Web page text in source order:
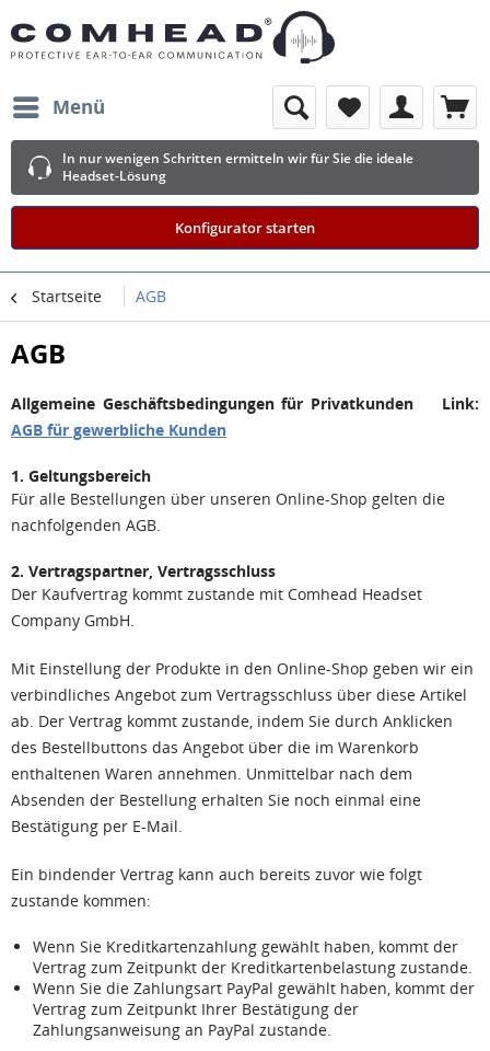
Menü
In nur wenigen Schritten ermitteln wir für Sie die ideale
Headset-Lösung
Konfigurator starten
Startseite AGB
AGB
Allgemeine Geschäftsbedingungen für Privatkunden Link:
AGB für gewerbliche Kunden
1. Geltungsbereich
Für alle Bestellungen über unseren Online-Shop gelten die
nachfolgenden AGB.
2. Vertragspartner, Vertragsschluss
Der Kaufvertrag kommt zustande mit Comhead Headset
Company GmbH.
Mit Einstellung der Produkte in den Online-Shop geben wir ein
verbindliches Angebot zum Vertragsschluss über diese Artikel
ab. Der Vertrag kommt zustande, indem Sie durch Anklicken
des Bestellbuttons das Angebot über die im Warenkorb
enthaltenen Waren annehmen. Unmittelbar nach dem
Absenden der Bestellung erhalten Sie noch einmal eine
Bestätigung per E-Mail.
Ein bindender Vertrag kann auch bereits zuvor wie folgt
zustande kommen:
Wenn Sie Kreditkartenzahlung gewählt haben, kommt der
Vertrag zum Zeitpunkt der Kreditkartenbelastung zustande.
Wenn Sie die Zahlungsart PayPal gewählt haben, kommt der
Vertrag zum Zeitpunkt Ihrer Bestätigung der
Zahlungsanweisung an PayPal zustande.